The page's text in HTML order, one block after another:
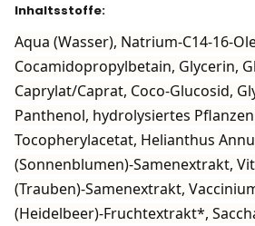
Inhaltsstoffe:
Aqua (Wasser), Natrium-C14-16-
Cocamidopropylbetain, Glycerin,
Caprylat/Caprat, Coco-Glucosid,
Panthenol, hydrolysiertes
Tocopherylacetat, Helianthus
(Sonnenblumen)-Samenextrakt,
(Trauben)-Samenextrakt,
(Heidelbeer)-Fruchtextrakt*,